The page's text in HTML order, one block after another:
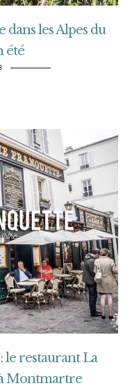
dans les Alpes du
été
le restaurant La
Montmartre